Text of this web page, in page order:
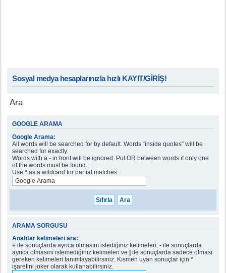
Sosyal medya hesaplarınızla hızlı KAYIT/GİRİŞ!
Ara
GOOGLE ARAMA
Google Arama:
All words will be searched for by default. Words “inside quotes” will be
searched for exactly.
Words with a - in front will be ignored. Put OR between words if only one
of the words must be found.
Use * as a wildcard for partial matches.
ARAMA SORGUSU
Anahtar kelimeleri ara:
+ ile sonuçlarda ayrıca olmasını istediğiniz kelimeleri, - ile sonuçlarda
ayrıca olmasını istemediğiniz kelimeleri ve
ile sonuçlarda sadece olması
gereken kelimeleri tanımlayabilirsiniz. Kısmen uyan sonuçlar için *
işaretini joker olarak kullanabilirsiniz.